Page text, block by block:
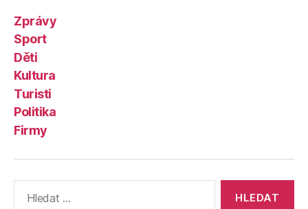
Zprávy
Sport
Děti
Kultura
Turisti
Politika
Firmy
vyhledávání: